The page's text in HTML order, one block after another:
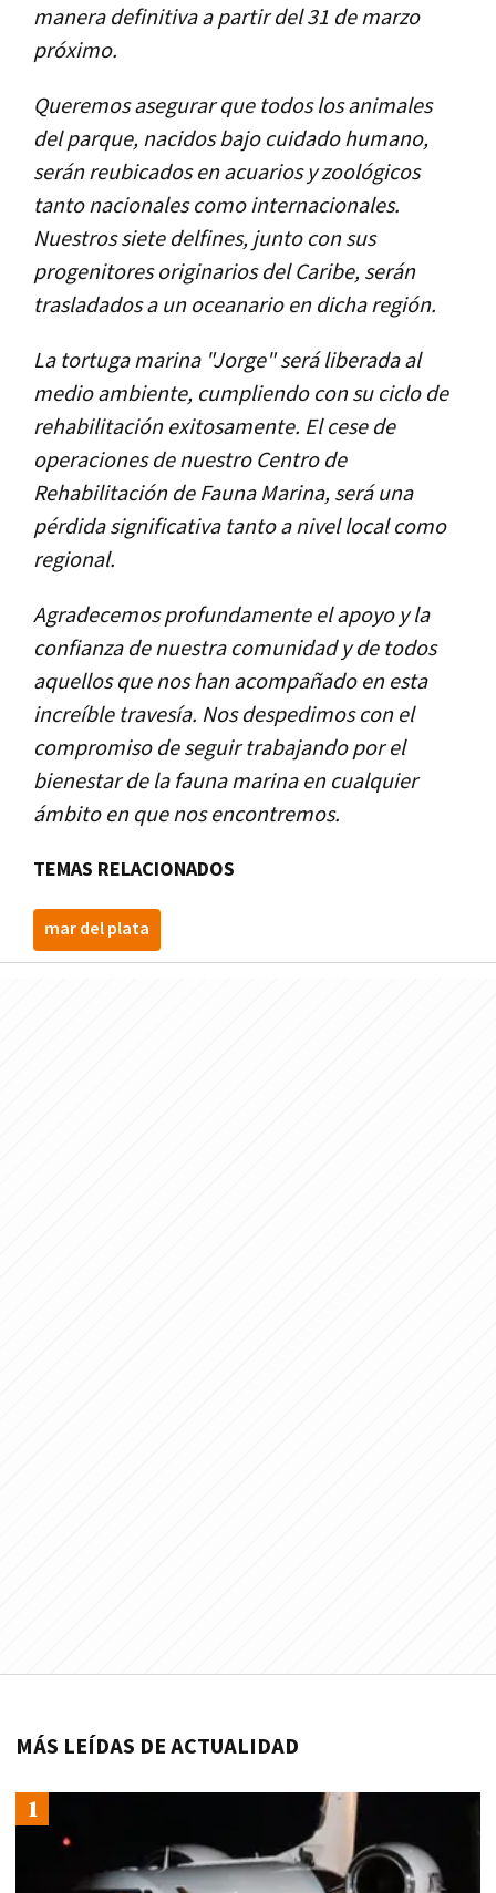
manera definitiva a partir del 31 de marzo
próximo.
Queremos asegurar que todos los animales
del parque, nacidos bajo cuidado humano,
serán reubicados en acuarios y zoológicos
tanto nacionales como internacionales.
Nuestros siete delfines, junto con sus
progenitores originarios del Caribe, serán
trasladados a un oceanario en dicha región.
La tortuga marina "Jorge" será liberada al
medio ambiente, cumpliendo con su ciclo de
rehabilitación exitosamente. El cese de
operaciones de nuestro Centro de
Rehabilitación de Fauna Marina, será una
pérdida significativa tanto a nivel local como
regional.
Agradecemos profundamente el apoyo y la
confianza de nuestra comunidad y de todos
aquellos que nos han acompañado en esta
increíble travesía. Nos despedimos con el
compromiso de seguir trabajando por el
bienestar de la fauna marina en cualquier
ámbito en que nos encontremos.
TEMAS RELACIONADOS
mar del plata
MÁS LEÍDAS DE ACTUALIDAD